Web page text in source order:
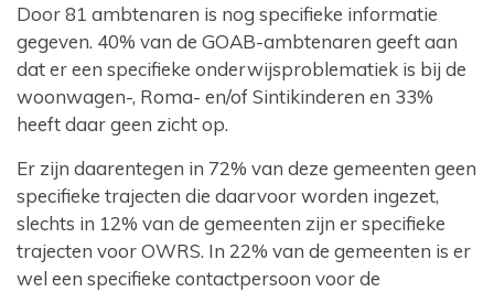
Door 81 ambtenaren is nog specifieke informatie
gegeven. 40% van de GOAB-ambtenaren geeft aan
dat er een specifieke onderwijsproblematiek is bij de
woonwagen-, Roma- en/of Sintikinderen en 33%
heeft daar geen zicht op.
Er zijn daarentegen in 72% van deze gemeenten geen
specifieke trajecten die daarvoor worden ingezet,
slechts in 12% van de gemeenten zijn er specifieke
trajecten voor OWRS. In 22% van de gemeenten is er
wel een specifieke contactpersoon voor de